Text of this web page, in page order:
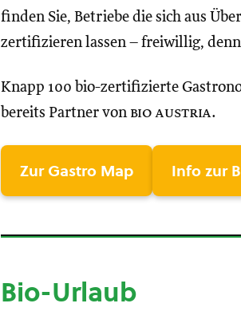
finden Sie, Betriebe die sich aus
zertifizieren lassen – freiwillig,
Knapp 100 bio-zertifizierte
bereits Partner von bio austria.
Zur Gastro Map Info zur
Bio-Urlaub